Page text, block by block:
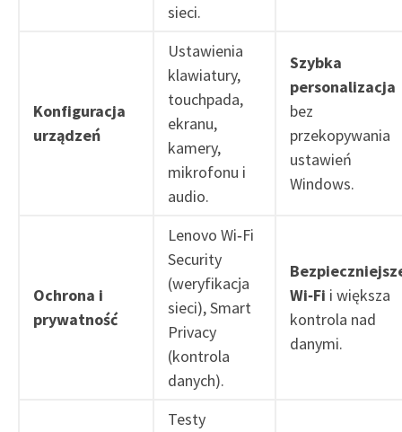
sieci.
Konfiguracja
urządzeń
Ustawienia
klawiatury,
touchpada,
ekranu,
kamery,
mikrofonu i
audio.
Szybka
personalizacja
bez
przekopywania
ustawień
Windows.
Ochrona i
prywatność
Lenovo Wi‑Fi
Security
(weryfikacja
sieci), Smart
Privacy
(kontrola
danych).
Wi‑Fi i większa
kontrola nad
danymi.
Testy